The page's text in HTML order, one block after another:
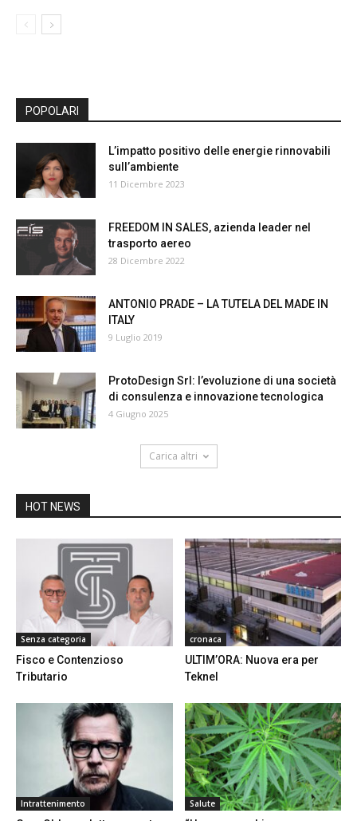
POPOLARI
L’impatto positivo delle energie rinnovabili
sull’ambiente
11 Dicembre 2023
FREEDOM IN SALES, azienda leader nel
trasporto aereo
28 Dicembre 2022
ANTONIO PRADE – LA TUTELA DEL MADE IN
ITALY
9 Luglio 2019
ProtoDesign Srl: l’evoluzione di una società
di consulenza e innovazione tecnologica
4 Giugno 2025
Carica altri
HOT NEWS
Senza categoria
Fisco e Contenzioso
Tributario
cronaca
ULTIM’ORA: Nuova era per
Teknel
Intrattenimento Salute